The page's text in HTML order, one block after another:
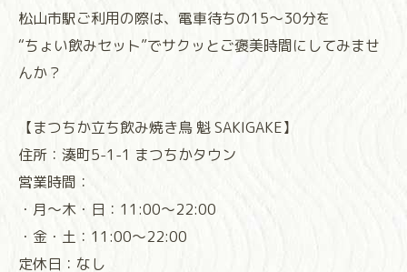
松山市駅ご利用の際は、電車待ちの15〜30分を
“ちょい飲みセット”でサクッとご褒美時間にしてみませ
んか？
【まつちか立ち飲み焼き鳥 魁 SAKIGAKE】
住所：湊町5-1-1 まつちかタウン
営業時間：
・月～木・日：11:00～22:00
・金・土：11:00～22:00
定休日：なし